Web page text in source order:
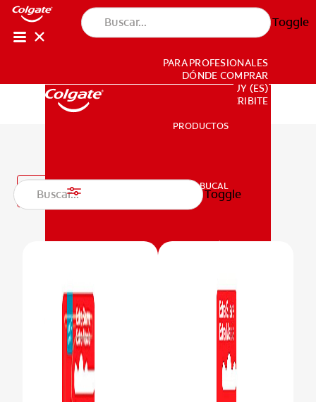
Toggle
SALUD BUCAL
CHEQUEO DE SALUD BUCAL
CORRESPONDENCIA DE PRODUCTOS
PARA PROFESIONALES
DÓNDE COMPRAR
UY (ES)
SUSCRIBITE
PRODUCTOS
SALUD BUCAL
CORRESPONDENCIA DE PRODUCTOS
Toggle
Filtro